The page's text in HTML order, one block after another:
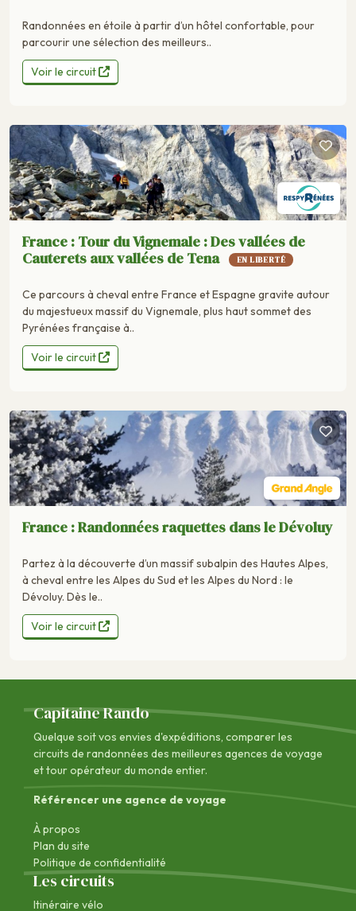
Randonnées en étoile à partir d’un hôtel confortable, pour
parcourir une sélection des meilleurs..
Voir le circuit
France : Tour du Vignemale : Des vallées de
Cauterets aux vallées de Tena
EN LIBERTÉ
Ce parcours à cheval entre France et Espagne gravite autour
du majestueux massif du Vignemale, plus haut sommet des
Pyrénées française à..
Voir le circuit
France : Randonnées raquettes dans le Dévoluy
Partez à la découverte d’un massif subalpin des Hautes Alpes,
à cheval entre les Alpes du Sud et les Alpes du Nord : le
Dévoluy. Dès le..
Voir le circuit
Capitaine Rando
Quelque soit vos envies d'expéditions, comparer les
circuits de randonnées des meilleures agences de voyage
et tour opérateur du monde entier.
Référencer une agence de voyage
À propos
Plan du site
Politique de confidentialité
Les circuits
Itinéraire vélo